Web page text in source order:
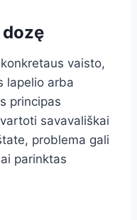
vaisto,
lapelio arba
principas
savavališkai
problema gali
parinktas